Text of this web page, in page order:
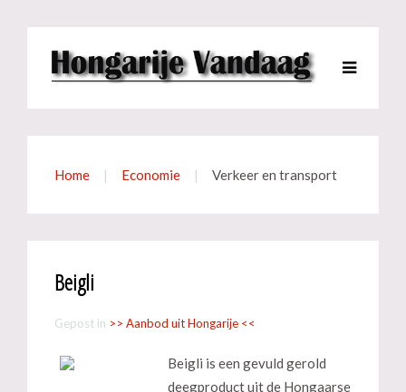
Home Economie Verkeer en transport
Beigli
Gepost in >> Aanbod uit Hongarije <<
Beigli is een gevuld gerold
deegproduct uit de Hongaarse